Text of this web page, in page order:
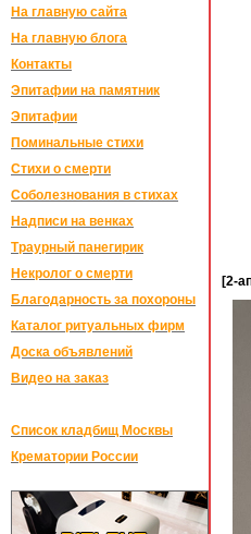
На главную сайта
На главную блога
Контакты
Эпитафии на памятник
Эпитафии
Поминальные стихи
Стихи о смерти
Соболезнования в стихах
Надписи на венках
Траурный панегирик
Некролог о смерти
Благодарность за похороны
Каталог ритуальных фирм
Доска объявлений
Видео на заказ
Список кладбищ Москвы
Крематории России
[2-